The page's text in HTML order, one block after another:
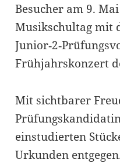
Besucher am 9.
Musikschultag mit
Frühjahrskonzert
Mit sichtbarer
einstudierten
Urkunden